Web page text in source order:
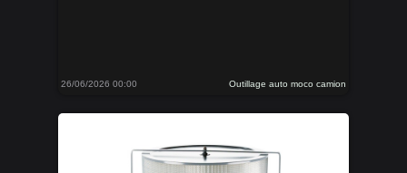
26/06/2026 00:00 Outillage auto moco camion